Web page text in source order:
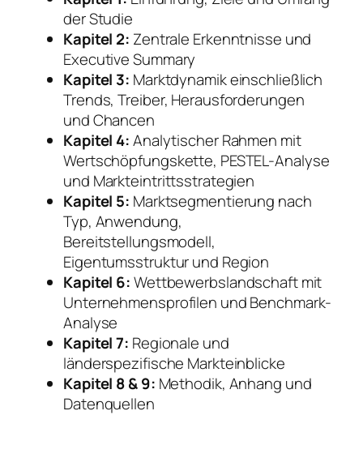
der Studie
Kapitel 2: Zentrale Erkenntnisse und
Executive Summary
Kapitel 3: Marktdynamik einschließlich
Trends, Treiber, Herausforderungen
und Chancen
Kapitel 4:Analytischer Rahmen mit
Wertschöpfungskette, PESTEL-Analyse
und Markteintrittsstrategien
Kapitel 5: Marktsegmentierung nach
Typ, Anwendung,
Bereitstellungsmodell,
Eigentumsstruktur und Region
Kapitel 6:Wettbewerbslandschaft mit
Unternehmensprofilen und Benchmark-
Analyse
Kapitel 7: Regionale und
länderspezifische Markteinblicke
Kapitel 8 & 9: Methodik, Anhang und
Datenquellen